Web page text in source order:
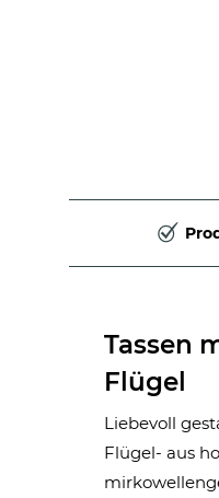
Tassen
Flügel
Liebevoll
Flügel- aus